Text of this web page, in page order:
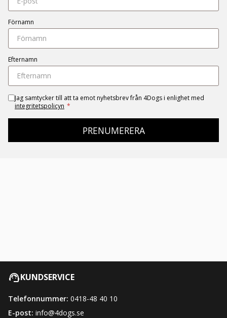
Förnamn
Efternamn
Jag samtycker till att ta emot nyhetsbrev från 4Dogs i enlighet med
integritetspolicyn *
PRENUMERERA
KUNDSERVICE
Telefonnummer: 0418-48 40 10
E-post: info@4dogs.se